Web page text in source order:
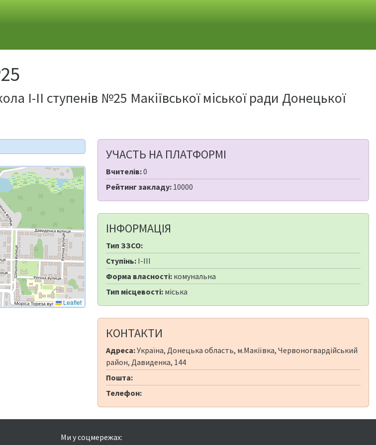
І-ІІ ступенів №25 Макіївської міської ради Донецької
Leaflet
УЧАСТЬ НА ПЛАТФОРМІ
Вчителів:0
Рейтинг закладу: 10000
ІНФОРМАЦІЯ
Тип ЗЗСО:
Ступінь: I-III
Форма власності: комунальна
Тип місцевості: міська
КОНТАКТИ
Адреса:Україна, Донецька область, м.Макіївка, Червоногвардійський
район, Давиденка, 144
Пошта:
Телефон:
Ми у соцмережах: